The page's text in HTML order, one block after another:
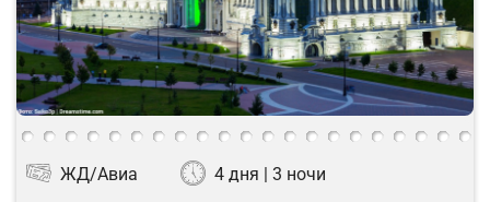
ЖД/Авиа 4 дня | 3 ночи